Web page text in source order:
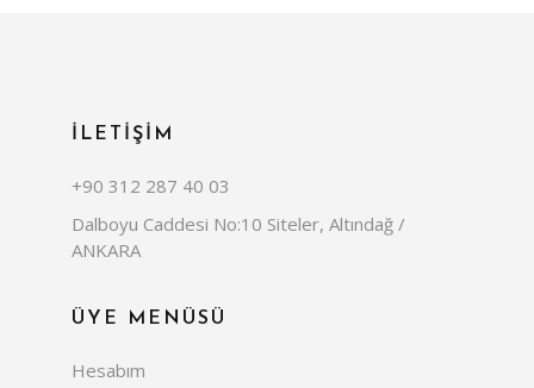
İLETİŞİM
+90 312 287 40 03
Dalboyu Caddesi No:10 Siteler, Altındağ /
ANKARA
ÜYE MENÜSÜ
Hesabım